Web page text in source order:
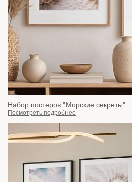
Набор постеров "Морские секреты"
Посмотреть подробнее